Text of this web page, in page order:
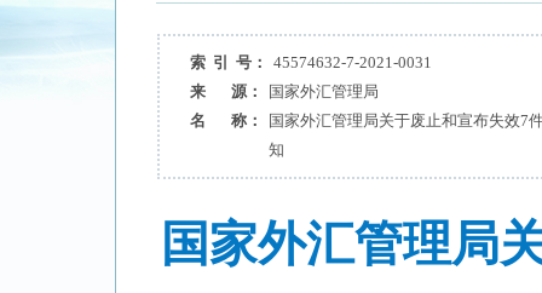
索 引 号：
45574632-7-2021-0031
来 源：
国家外汇管理局
名 称：
国家外汇管理局关于废止和宣布失效7
知
国家外汇管理局